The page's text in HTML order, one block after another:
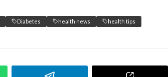
Diabetes health news
health tips